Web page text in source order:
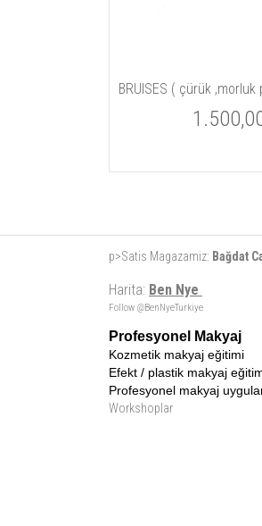
p>Satis Magazamiz: Bağdat
Harita: Ben Nye
Follow @BenNyeTurkiye
Profesyonel Makyaj
Kozmetik makyaj eğitimi
Efekt / plastik makyaj
Profesyonel makyaj
Workshoplar